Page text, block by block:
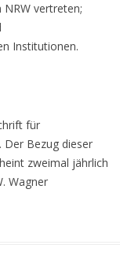
vertreten;
Institutionen.
für
Der Bezug dieser
zweimal jährlich
Wagner